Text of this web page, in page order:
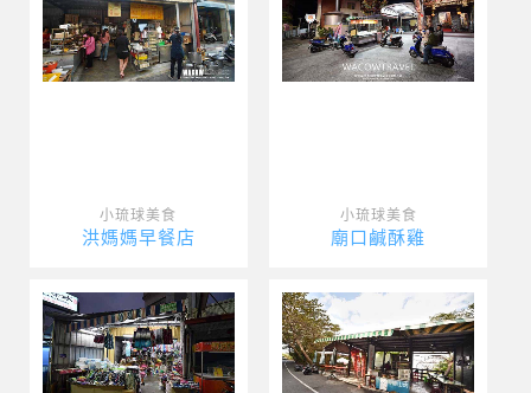
小琉球美食
洪媽媽早餐店
小琉球美食
廟口鹹酥雞